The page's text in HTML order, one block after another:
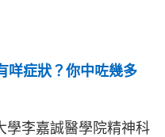
咩症狀？你中咗幾多
學李嘉誠醫學院精神科